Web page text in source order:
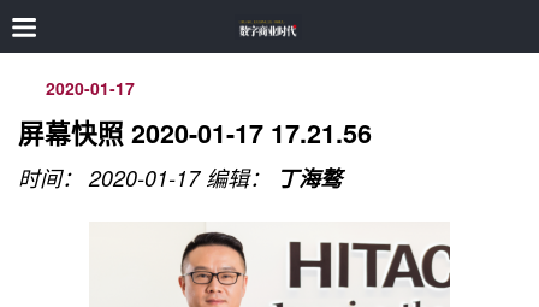
2020-01-17
屏幕快照 2020-01-17 17.21.56
时间： 2020-01-17 编辑： 丁海骜